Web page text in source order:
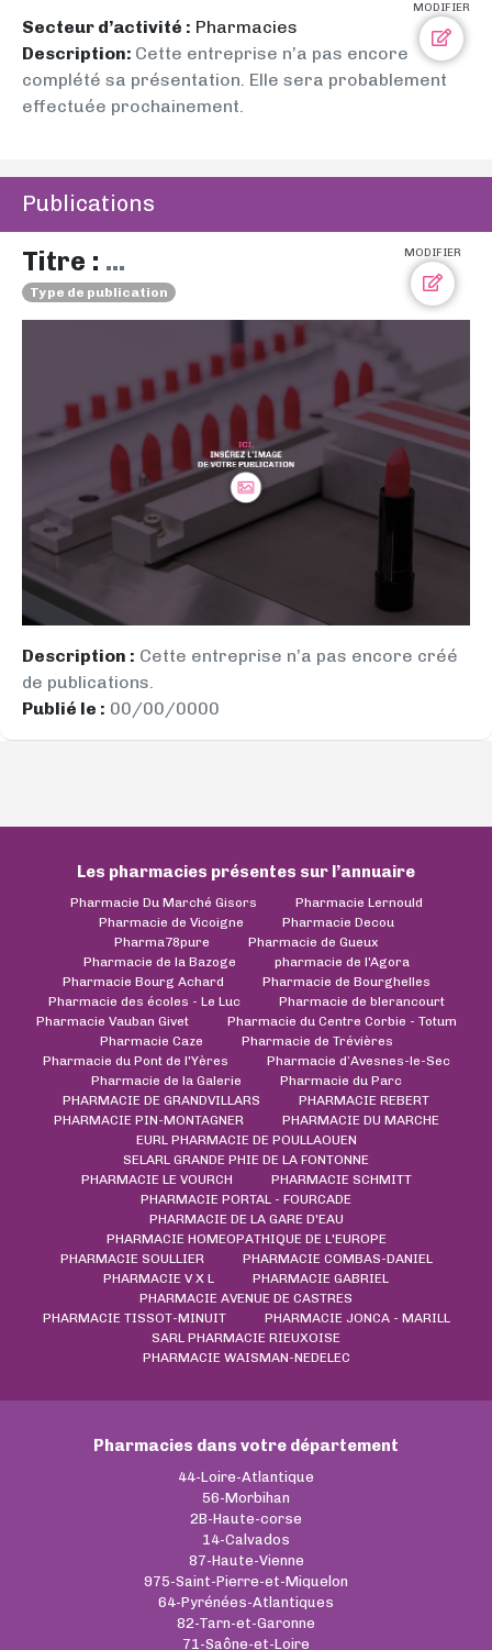
MODIFIER
Secteur d’activité : Pharmacies
Description: Cette entreprise n’a pas encore
complété sa présentation. Elle sera probablement
effectuée prochainement.
Publications
MODIFIER
Titre : ...
Type de publication
Description : Cette entreprise n’a pas encore créé
de publications.
Publié le : 00/00/0000
Les pharmacies présentes sur l’annuaire
Pharmacie Du Marché Gisors
Pharmacie Lernould
Pharmacie de Vicoigne
Pharmacie Decou
Pharma78pure
Pharmacie de Gueux
Pharmacie de la Bazoge
pharmacie de l'Agora
Pharmacie Bourg Achard
Pharmacie de Bourghelles
Pharmacie des écoles - Le Luc
Pharmacie de blerancourt
Pharmacie Vauban Givet
Pharmacie du Centre Corbie - Totum
Pharmacie Caze
Pharmacie de Trévières
Pharmacie du Pont de l'Yères
Pharmacie d’Avesnes-le-Sec
Pharmacie de la Galerie
Pharmacie du Parc
PHARMACIE DE GRANDVILLARS
PHARMACIE REBERT
PHARMACIE PIN-MONTAGNER
PHARMACIE DU MARCHE
EURL PHARMACIE DE POULLAOUEN
SELARL GRANDE PHIE DE LA FONTONNE
PHARMACIE LE VOURCH
PHARMACIE SCHMITT
PHARMACIE PORTAL - FOURCADE
PHARMACIE DE LA GARE D'EAU
PHARMACIE HOMEOPATHIQUE DE L'EUROPE
PHARMACIE SOULLIER
PHARMACIE COMBAS-DANIEL
PHARMACIE V X L
PHARMACIE GABRIEL
PHARMACIE AVENUE DE CASTRES
PHARMACIE TISSOT-MINUIT
PHARMACIE JONCA - MARILL
SARL PHARMACIE RIEUXOISE
PHARMACIE WAISMAN-NEDELEC
Pharmacies dans votre département
44-Loire-Atlantique
56-Morbihan
2B-Haute-corse
14-Calvados
87-Haute-Vienne
975-Saint-Pierre-et-Miquelon
64-Pyrénées-Atlantiques
82-Tarn-et-Garonne
71-Saône-et-Loire